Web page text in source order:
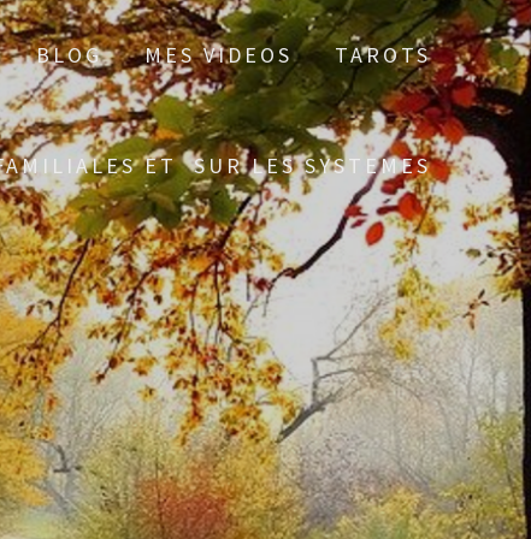
BLOG MES VIDEOS TAROTS
ET SUR LES SYSTEMES